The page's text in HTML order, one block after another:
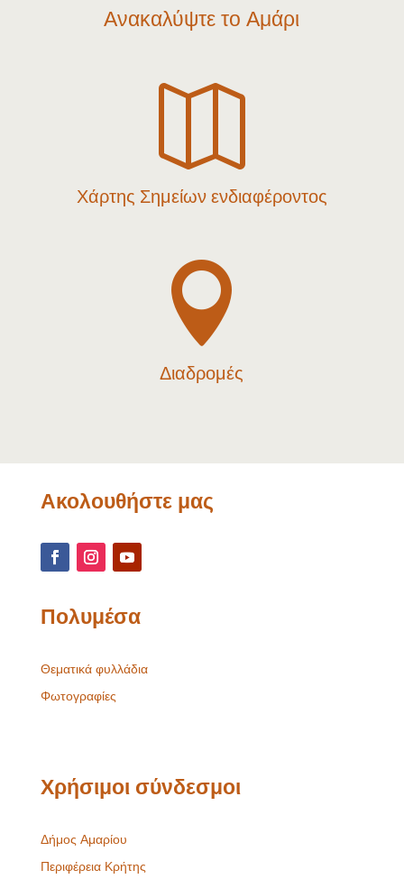
Ανακαλύψτε το Αμάρι

Χάρτης Σημείων ενδιαφέροντος

Διαδρομές
Ακολουθήστε μας
Πολυμέσα
Θεματικά φυλλάδια
Φωτογραφίες
Χρήσιμοι σύνδεσμοι
Δήμος Αμαρίου
Περιφέρεια Κρήτης